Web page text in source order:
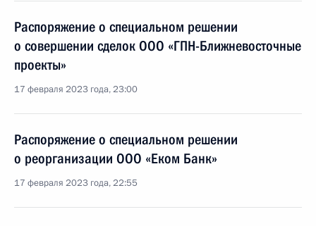
Распоряжение о специальном решении
о совершении сделок ООО «ГПН-Ближневосточные
проекты»
17 февраля 2023 года, 23:00
Распоряжение о специальном решении
о реорганизации ООО «Еком Банк»
17 февраля 2023 года, 22:55